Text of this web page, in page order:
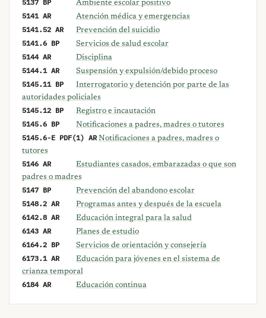
Ambiente escolar positivo
5141 AR Atención médica y emergencias
5141.52 AR Prevención del suicidio
5141.6 BP Servicios de salud escolar
5144 AR Disciplina
5144.1 AR Suspensión y expulsión/debido proceso
5145.11 BP
Interrogatorio y detención por parte de las
autoridades policiales
5145.12 BP Registro e incautación
5145.6 BP Notificaciones a padres, madres o tutores
5145.6-E PDF(1) AR Notificaciones a padres, madres o
tutores
5146 AR
Estudiantes casados, embarazadas o que son
padres o madres
5147 BP Prevención del abandono escolar
5148.2 AR Programas antes y después de la escuela
6142.8 AR Educación integral para la salud
6143 AR Planes de estudio
6164.2 BP Servicios de orientación y consejería
6173.1 AR
Educación para jóvenes en el sistema de
crianza temporal
6184 AR Educación continua